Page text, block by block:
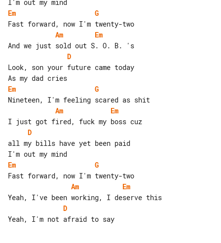
Em
G
Am
Em
D
Look, son your future came today
Em
G
Am
Em
D
all my bills have yet been paid
Em
G
Am
Em
D